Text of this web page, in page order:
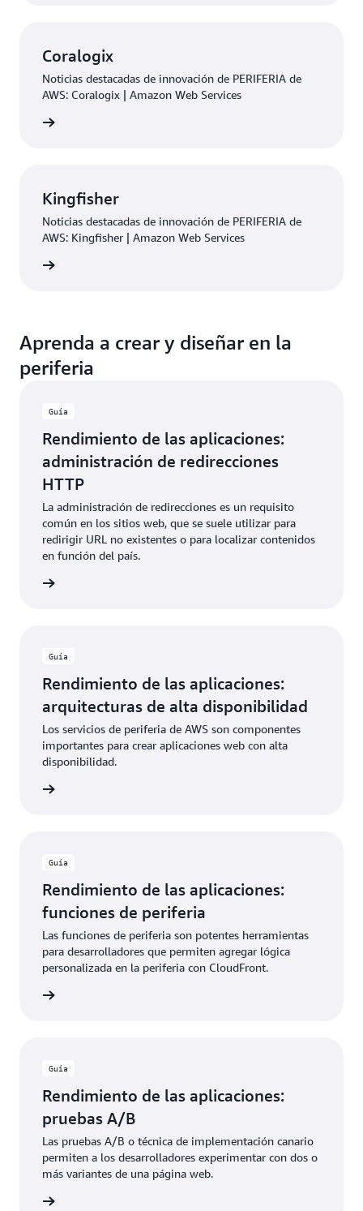
Coralogix
Noticias destacadas de innovación de PERIFERIA de
AWS: Coralogix | Amazon Web Services
Kingfisher
Noticias destacadas de innovación de PERIFERIA de
AWS: Kingfisher | Amazon Web Services
Aprenda a crear y diseñar en la
periferia
Guía
Rendimiento de las aplicaciones:
administración de redirecciones
HTTP
La administración de redirecciones es un requisito
común en los sitios web, que se suele utilizar para
redirigir URL no existentes o para localizar contenidos
en función del país.
Guía
Rendimiento de las aplicaciones:
arquitecturas de alta disponibilidad
Los servicios de periferia de AWS son componentes
importantes para crear aplicaciones web con alta
disponibilidad.
Guía
Rendimiento de las aplicaciones:
funciones de periferia
Las funciones de periferia son potentes herramientas
para desarrolladores que permiten agregar lógica
personalizada en la periferia con CloudFront.
Guía
Rendimiento de las aplicaciones:
pruebas A/B
Las pruebas A/B o técnica de implementación canario
permiten a los desarrolladores experimentar con dos o
más variantes de una página web.